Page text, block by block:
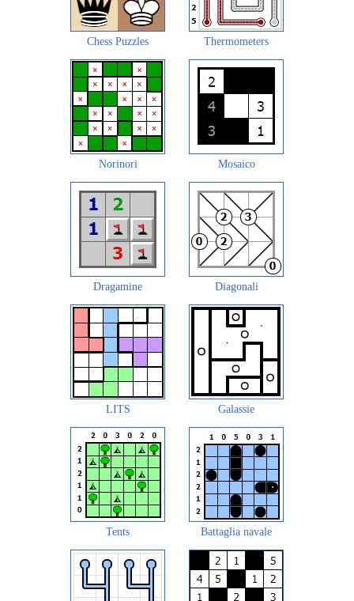
Chess Puzzles Thermometers
Norinori Mosaico
Dragamine Diagonali
LITS Galassie
Tents Battaglia navale